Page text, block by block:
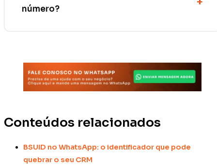
número?
Conteúdos relacionados
BSUID no WhatsApp: o identificador que pode
quebrar o seu CRM